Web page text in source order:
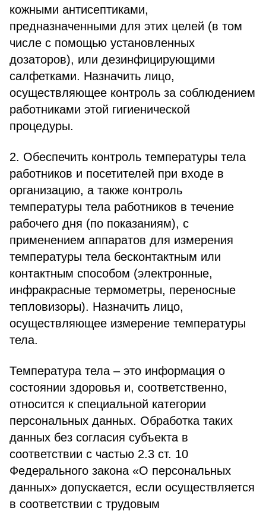
кожными антисептиками,
предназначенными для этих целей (в том
числе с помощью установленных
дозаторов), или дезинфицирующими
салфетками. Назначить лицо,
осуществляющее контроль за соблюдением
работниками этой гигиенической
процедуры.
2. Обеспечить контроль температуры тела
работников и посетителей при входе в
организацию, а также контроль
температуры тела работников в течение
рабочего дня (по показаниям), с
применением аппаратов для измерения
температуры тела бесконтактным или
контактным способом (электронные,
инфракрасные термометры, переносные
тепловизоры). Назначить лицо,
осуществляющее измерение температуры
тела.
Температура тела – это информация о
состоянии здоровья и, соответственно,
относится к специальной категории
персональных данных. Обработка таких
данных без согласия субъекта в
соответствии с частью 2.3 ст. 10
Федерального закона «О персональных
данных» допускается, если осуществляется
в соответствии с трудовым